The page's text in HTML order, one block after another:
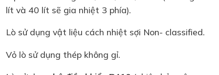
lít và 40 lít sẽ gia nhiệt 3 phía).
Lò sử dụng vật liệu cách nhiệt sợi Non- classified.
Vỏ lò sử dụng thép không gỉ.